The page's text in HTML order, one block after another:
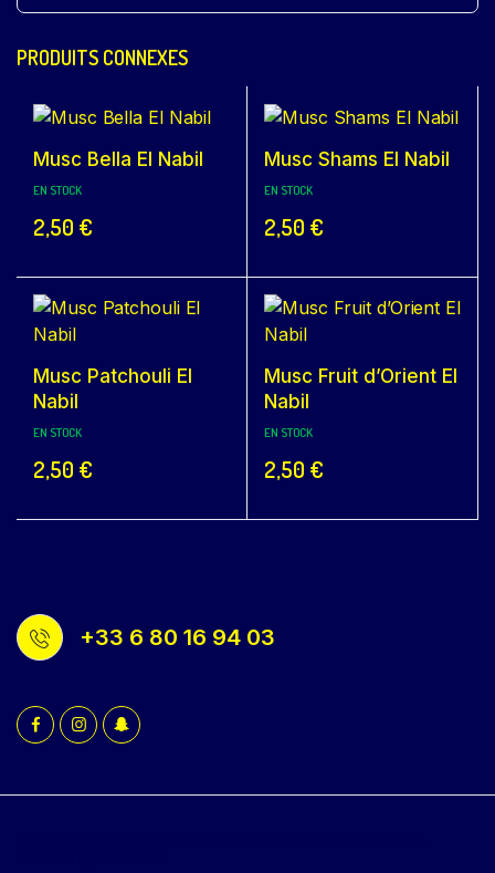
PRODUITS CONNEXES
Musc Bella El Nabil
EN STOCK
2,50 €
Musc Shams El Nabil
EN STOCK
2,50 €
Musc Patchouli El
Nabil
EN STOCK
2,50 €
Musc Fruit d’Orient El
Nabil
EN STOCK
2,50 €
+33 6 80 16 94 03